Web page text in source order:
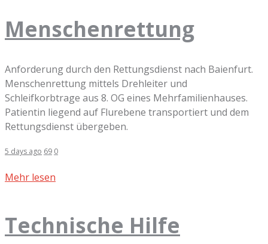
Menschenrettung
Anforderung durch den Rettungsdienst nach Baienfurt.
Menschenrettung mittels Drehleiter und
Schleifkorbtrage aus 8. OG eines Mehrfamilienhauses.
Patientin liegend auf Flurebene transportiert und dem
Rettungsdienst übergeben.
5 days ago 69 0
Mehr lesen
Technische Hilfe